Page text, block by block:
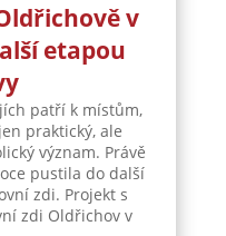
v
etapou
patří k místům,
praktický, ale
význam. Právě
pustila do další
zdi. Projekt s
zdi Oldřichov v